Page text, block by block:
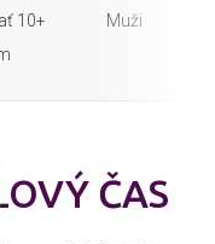
10+
Muži
ČAS